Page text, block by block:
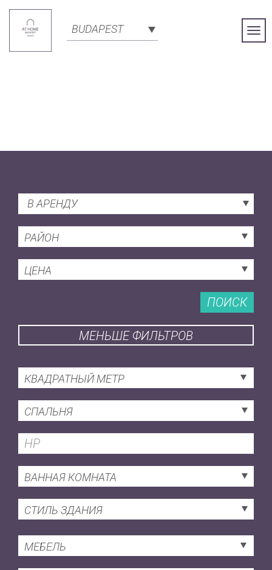
BUDAPEST
В АРЕНДУ
РАЙОН
ЦЕНА
ПОИСК
МЕНЬШЕ ФИЛЬТРОВ
КВАДРАТНЫЙ МЕТР
СПАЛЬНЯ
ВАННАЯ КОМНАТА
СТИЛЬ ЗДАНИЯ
МЕБЕЛЬ